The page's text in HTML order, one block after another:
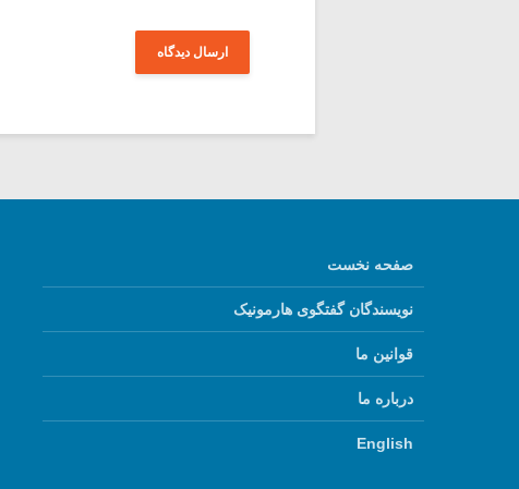
صفحه نخست
نویسندگان گفتگوی هارمونیک
قوانین ما
درباره ما
English